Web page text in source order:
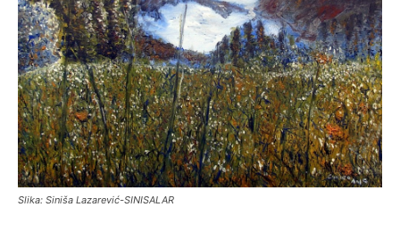
Slika: Siniša Lazarević-SINISALAR